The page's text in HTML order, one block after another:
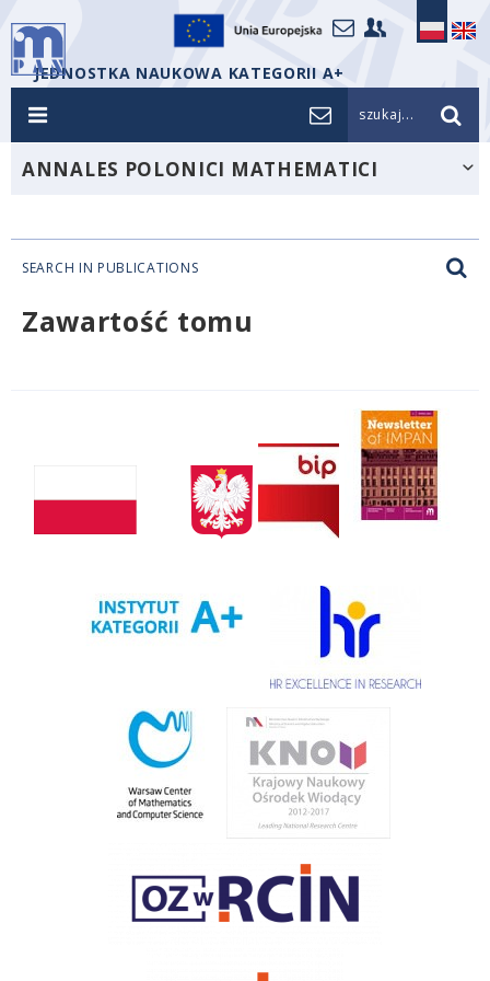
JEDNOSTKA NAUKOWA KATEGORII A+
szukaj...
ANNALES POLONICI MATHEMATICI
SEARCH IN PUBLICATIONS
Zawartość tomu